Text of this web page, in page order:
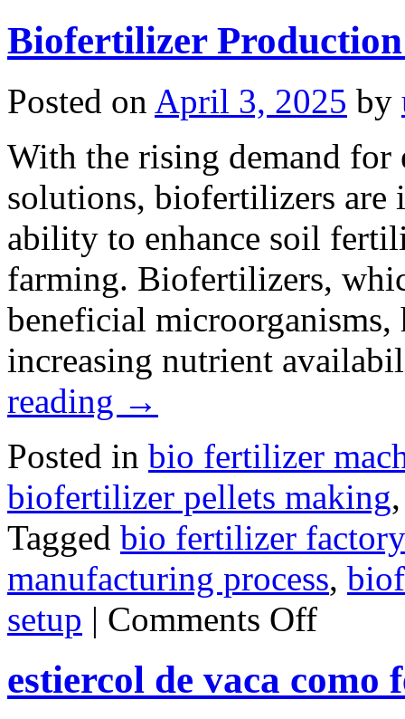
Biofertilizer
Posted on April 3, 2025 by
With the rising demand
solutions, biofertilizers are
ability to enhance soil
farming. Biofertilizers,
beneficial
increasing nutrient
reading →
Posted in bio fertilizer
biofertilizer pellets making
Tagged bio fertilizer
manufacturing process,
setup | Comments Offon
Biofertilizer
estiercol de vaca como